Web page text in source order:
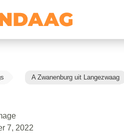
A Zwanenburg uit Langezwaag
7, 2022